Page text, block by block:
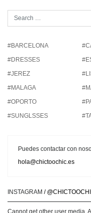
#BARCELONA
#DRESSES
#JEREZ
#MALAGA
#OPORTO
#SUNGLSSES
Puedes contactar con
hola@chictoochic.es
INSTAGRAM /
Cannot get other user media.